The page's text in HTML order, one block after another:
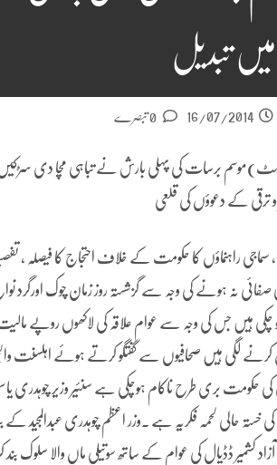
تبدیل
16/07/2014
برسات کی پہلی بارش نے تباہی مچا دی سڑکیں
ترقی کے دعوؤں کی قلعی
، سماجی راہنماؤں کا حکومت کے خلاف احتجاج کا فیصلہ
صفائی نہ ہونے کی وجہ سے گزشستہ روز زمان چوک اورگرد
ہیں جس کی وجہ سے عوام علاقہ کی لاکھوں روپے مالیت
کرنے لگی ہیں صحافیوں سے گفتگو کرتے ہوئے اہلسنت
کی حکومت بری طرح ناکام ہوچکی ہے سنئیر وزیر
کی خستہ حالی لحمہ فکریہ ہے ۔وزر اعظم چوہدری
آزاد کشمیر ڈڈیال کی عوام کے ساتھ سوتیلی ماں والا